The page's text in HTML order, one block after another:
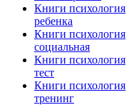
Книги психология
ребенка
Книги психология
социальная
Книги психология
тест
Книги психология
тренинг